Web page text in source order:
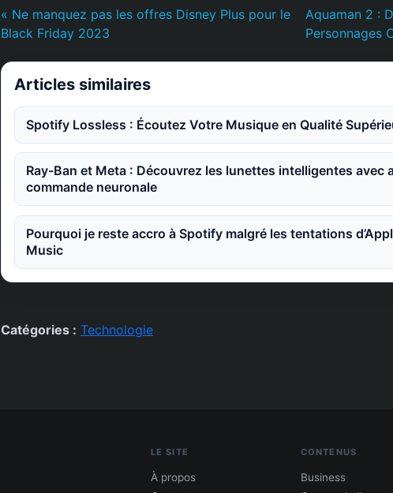
« Ne manquez pas les offres Disney Plus pour le
Black Friday 2023
Aquaman 2 :
Personnages
Articles similaires
Spotify Lossless : Écoutez Votre Musique en Qualité
Ray-Ban et Meta : Découvrez les lunettes intelligentes avec
commande neuronale
Pourquoi je reste accro à Spotify malgré les tentations
Music
Catégories : Technologie
LE SITE
À propos
CONTENUS
Business